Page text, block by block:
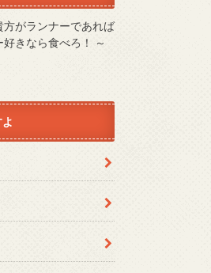
がランナーであれば
きなら食べろ！ ～